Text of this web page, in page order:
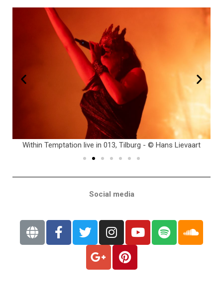
Within Temptation live in 013, Tilburg - © Hans Lievaart
Social media